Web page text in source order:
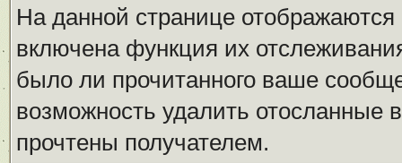
На данной странице
включена функция их
было ли прочитанного ваше
возможность удалить
прочтены получателем.